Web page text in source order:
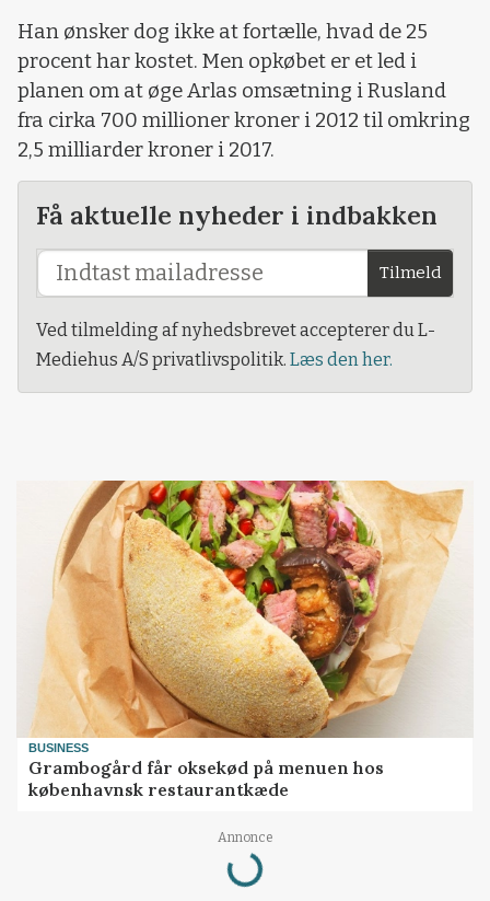
Han ønsker dog ikke at fortælle, hvad de 25
procent har kostet. Men opkøbet er et led i
planen om at øge Arlas omsætning i Rusland
fra cirka 700 millioner kroner i 2012 til omkring
2,5 milliarder kroner i 2017.
Få aktuelle nyheder i indbakken
Tilmeld
Ved tilmelding af nyhedsbrevet accepterer du L-
Mediehus A/S privatlivspolitik. Læs den her.
BUSINESS
Grambogård får oksekød på menuen hos
københavnsk restaurantkæde
Annonce
Loading...